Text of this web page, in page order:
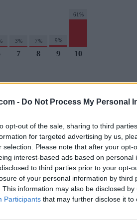
- Do Not Process My Personal
opt-out of the sale, sharing to third
for targeted advertising by us,
selection. Please note that after your
interest-based ads based on
to third parties prior to your opt-
of your personal information by third
This information may also be disclosed
Participants that may further disclose it to
3% 7% 9%
61%
7 8 9
10
y concursos inspirados en tus
CIFRAS LETRAS PALABRA
en España.